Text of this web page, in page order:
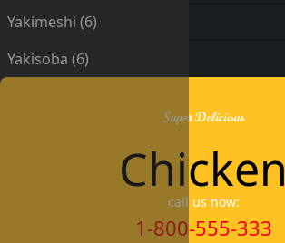
Yakimeshi (6)
Yakisoba (6)
Super Delicious
Chicken
call us now:
1-800-555-333